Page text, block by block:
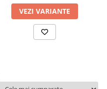
VEZI VARIANTE